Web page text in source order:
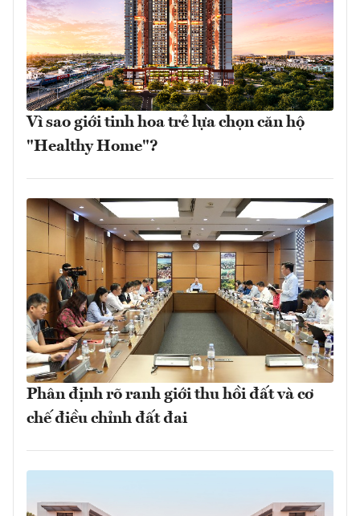
Vì sao giới tinh hoa trẻ lựa chọn căn hộ
"Healthy Home"?
Phân định rõ ranh giới thu hồi đất và cơ
chế điều chỉnh đất đai